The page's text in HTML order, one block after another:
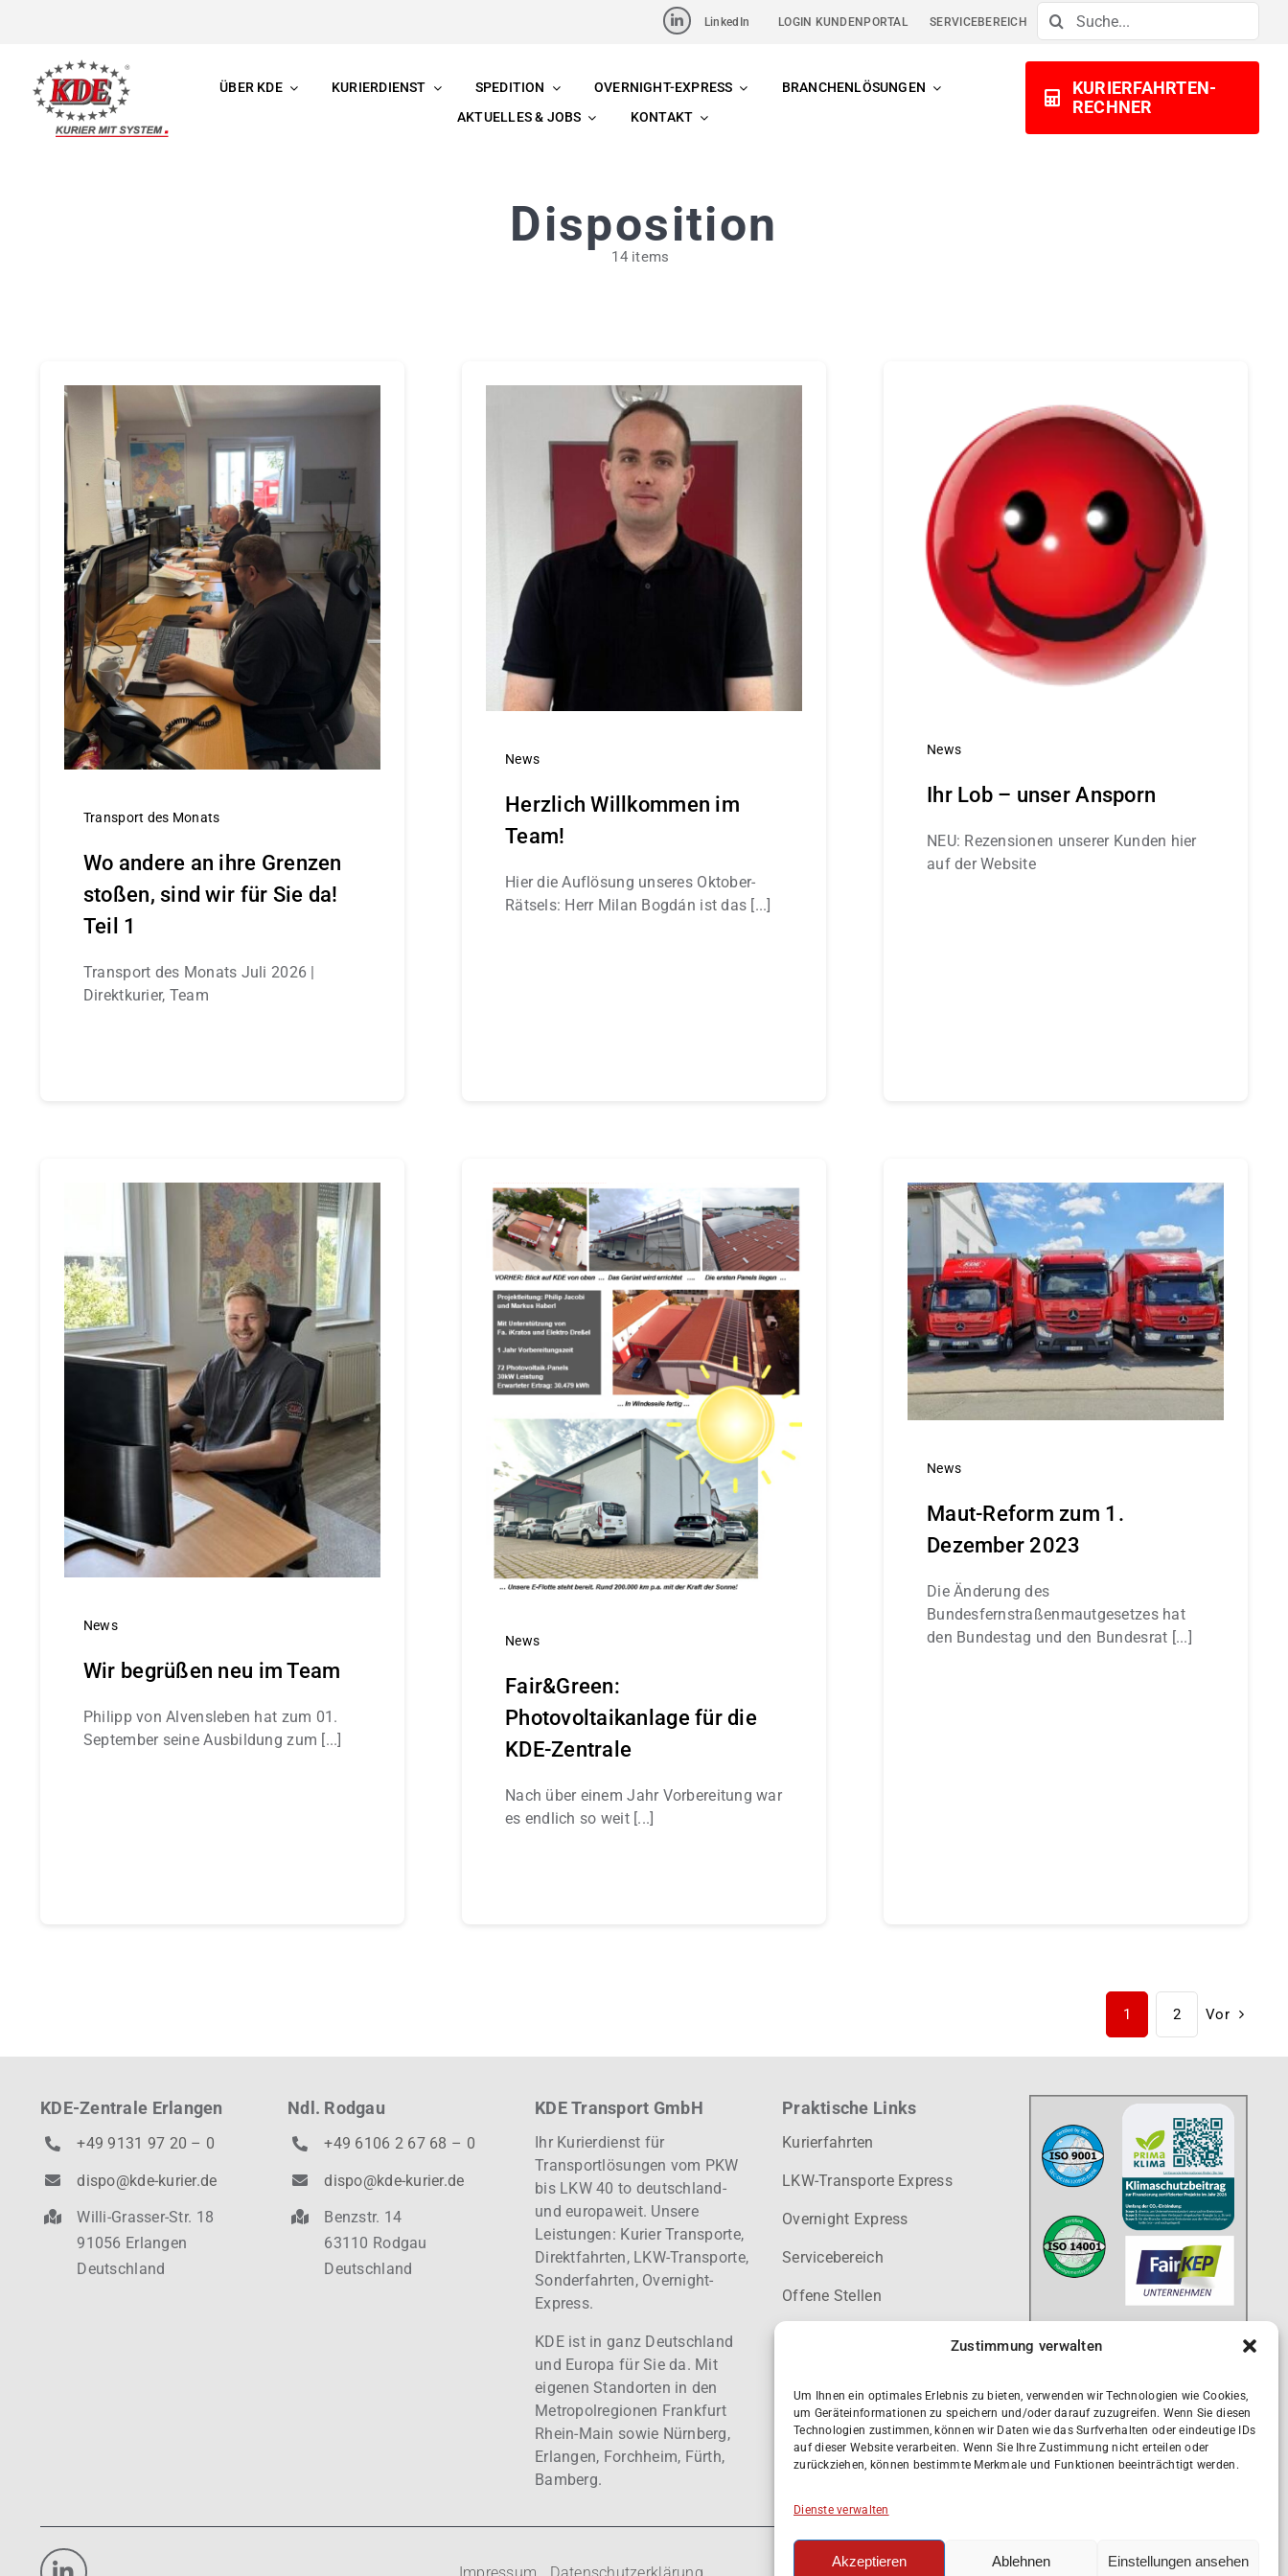
Zustimmung verwalten
Um Ihnen ein optimales Erlebnis zu bieten, verwenden wir Technologien wie Cookies,
um Geräteinformationen zu speichern und/oder darauf zuzugreifen. Wenn Sie diesen
Technologien zustimmen, können wir Daten wie das Surfverhalten oder eindeutige IDs
auf dieser Website verarbeiten. Wenn Sie Ihre Zustimmung nicht erteilen oder
zurückziehen, können bestimmte Merkmale und Funktionen beeinträchtigt werden.
Dienste verwalten
Akzeptieren Ablehnen Einstellungen ansehen
content
LinkedIn LOGIN KUNDENPORTAL SERVICEBEREICH
Suche
nach:
ÜBER KDE KURIERDIENST SPEDITION OVERNIGHT-EXPRESS
BRANCHENLÖSUNGEN
AKTUELLES & JOBS
KONTAKT
KURIERFAHRTEN-
RECHNER
Disposition
14 items
Transport des Monats
Wo andere an ihre Grenzen
stoßen, sind wir für Sie da!
Teil 1
Transport des Monats Juli 2026 |
Direktkurier, Team
News
Herzlich Willkommen im
Team!
Hier die Auflösung unseres Oktober-
Rätsels: Herr Milan Bogdán ist das [...]
News
Ihr Lob – unser Ansporn
NEU: Rezensionen unserer Kunden hier
auf der Website
News
Wir begrüßen neu im Team
Philipp von Alvensleben hat zum 01.
September seine Ausbildung zum [...]
News
Fair&Green:
Photovoltaikanlage für die
KDE-Zentrale
Nach über einem Jahr Vorbereitung war
es endlich so weit [...]
News
Maut-Reform zum 1.
Dezember 2023
Die Änderung des
Bundesfernstraßenmautgesetzes hat
den Bundestag und den Bundesrat [...]
1 2 Vor
KDE-Zentrale Erlangen
+49 9131 97 20 – 0
dispo@kde-kurier.de
Willi-Grasser-Str. 18
91056 Erlangen
Deutschland
Ndl. Rodgau
+49 6106 2 67 68 – 0
dispo@kde-kurier.de
Benzstr. 14
63110 Rodgau
Deutschland
KDE Transport GmbH
Ihr Kurierdienst für
Transportlösungen vom PKW
bis LKW 40 to deutschland-
und europaweit. Unsere
Leistungen: KurierTransporte,
Direktfahrten, LKW-Transporte,
Sonderfahrten, Overnight-
Express.
KDE ist in ganz Deutschland
und Europa für Sie da. Mit
eigenen Standorten in den
Metropolregionen Frankfurt
Rhein-Main sowie Nürnberg,
Erlangen, Forchheim, Fürth,
Bamberg.
Praktische Links
Kurierfahrten
LKW-Transporte Express
Overnight Express
Servicebereich
Offene Stellen